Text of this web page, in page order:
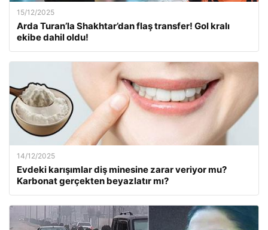
15/12/2025
Arda Turan’la Shakhtar’dan flaş transfer! Gol kralı
ekibe dahil oldu!
14/12/2025
Evdeki karışımlar diş minesine zarar veriyor mu?
Karbonat gerçekten beyazlatır mı?